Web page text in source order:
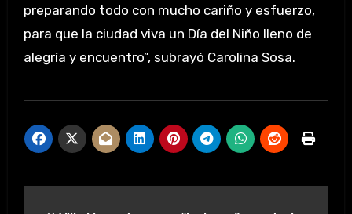
preparando todo con mucho cariño y esfuerzo,
para que la ciudad viva un Día del Niño lleno de
alegría y encuentro”, subrayó Carolina Sosa.